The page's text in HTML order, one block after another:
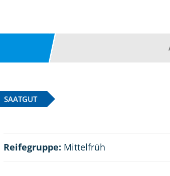
SAATGUT
Reifegruppe: Mittelfrüh